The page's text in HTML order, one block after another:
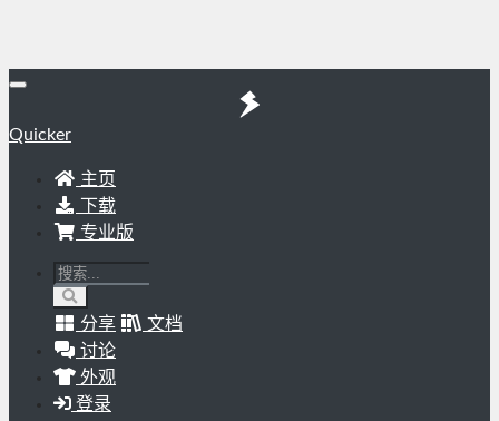
Quicker
主页
下载
专业版
分享
文档
讨论
外观
登录